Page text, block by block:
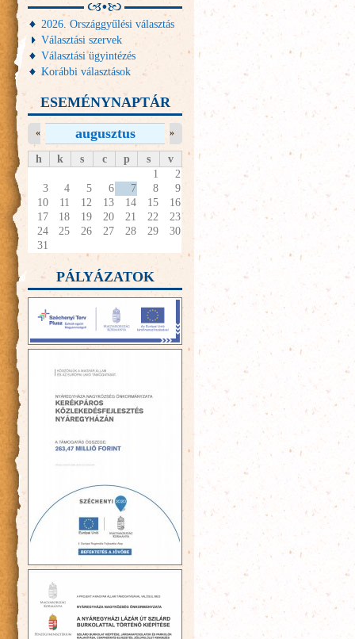
2026. Országgyűlési választás
Választási szervek
Választási ügyintézés
Korábbi választások
ESEMÉNYNAPTÁR
augusztus
« »
h k s c p s
v
1
2
3
4 5 6 7 8
9
10
11 12 13 14 15
16
17
18 19 20 21 22
23
24
25 26 27 28 29
30
31
PÁLYÁZATOK